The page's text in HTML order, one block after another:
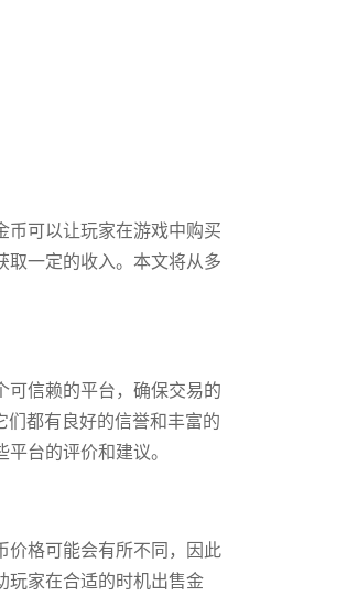
币可以让玩家在游戏中购买
取一定的收入。本文将从多
可信赖的平台，确保交易的
们都有良好的信誉和丰富的
台的评价和建议。
价格可能会有所不同，因此
玩家在合适的时机出售金